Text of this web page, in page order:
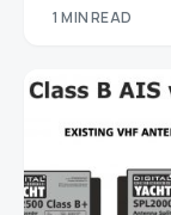
1 MIN READ